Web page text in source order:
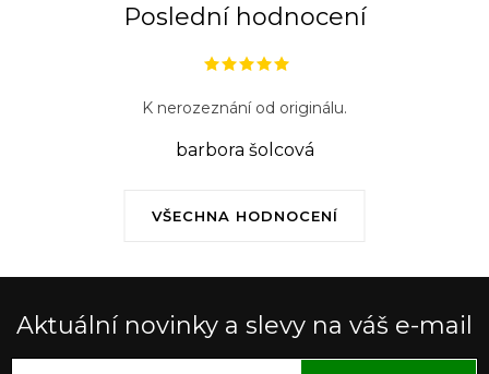
Poslední hodnocení
VŠECHNA HODNOCENÍ
K nerozeznání od originálu.
barbora šolcová
Aktuální novinky a slevy na váš e-mail